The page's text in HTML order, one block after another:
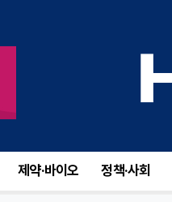
제약·바이오 정책·사회